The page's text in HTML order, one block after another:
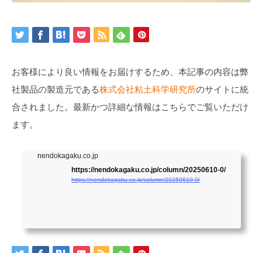
お客様により良い情報をお届けするため、本記事の内容は弊
社製品の製造元である株式会社粘土科学研究所のサイトに統
合されました。最新かつ詳細な情報はこちらでご覧いただけ
ます。
nendokagaku.co.jp
https://nendokagaku.co.jp/column/20250610-0/
https://nendokagaku.co.jp/column/20250610-0/